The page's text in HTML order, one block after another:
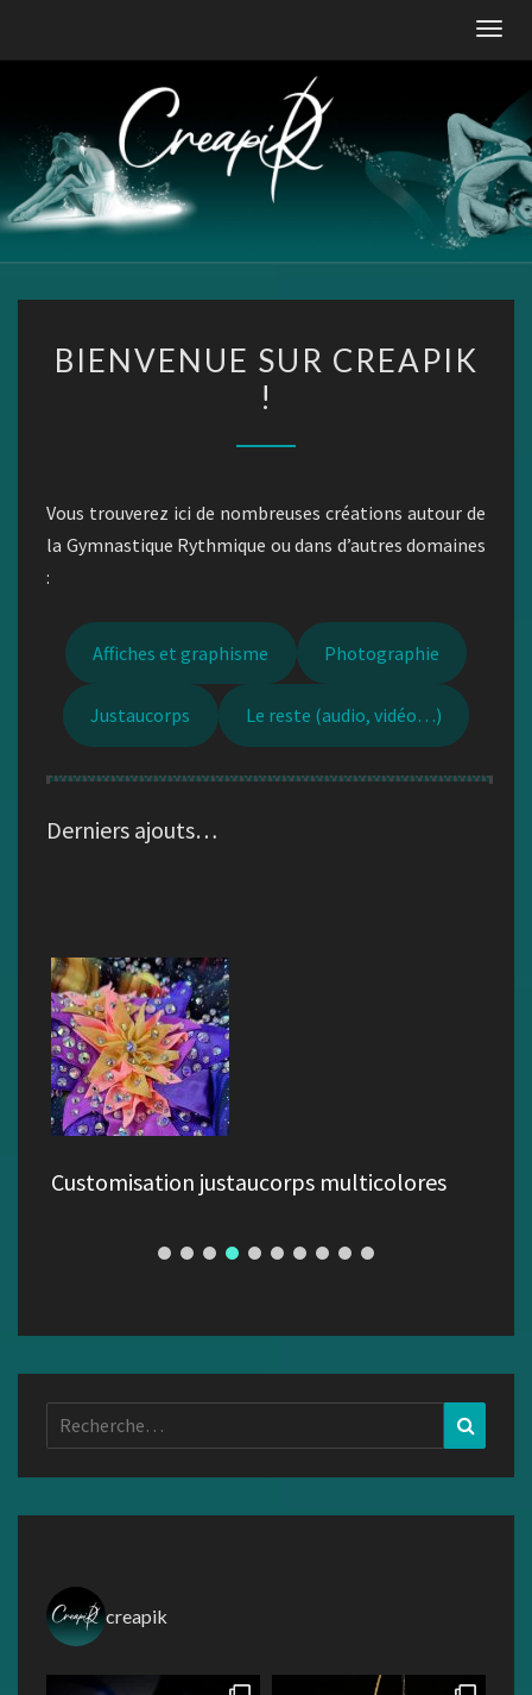
SUR
CREAPIK
BIENVENUE SUR CREAPIK
!
Vous trouverez ici de nombreuses créations autour de
la Gymnastique Rythmique ou dans d’autres domaines
:
Affiches et graphisme Photographie
Justaucorps Le reste (audio, vidéo…)
Derniers ajouts…
Customisation justaucorps multicolores
Rechercher :
creapik